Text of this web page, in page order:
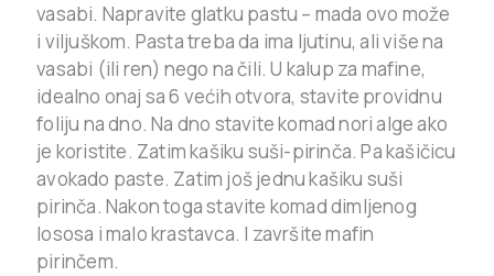
vasabi. Napravite glatku pastu – mada ovo može
i viljuškom. Pasta treba da ima ljutinu, ali više na
vasabi (ili ren) nego na čili.U kalup za mafine,
idealno onaj sa 6 većih otvora, stavite providnu
foliju na dno. Na dno stavite komad nori alge ako
je koristite. Zatim kašiku suši-pirinča. Pa kašičicu
avokado paste. Zatim još jednu kašiku suši
pirinča. Nakon toga stavite komad dimljenog
lososa i malo krastavca. I završite mafin
pirinčem.